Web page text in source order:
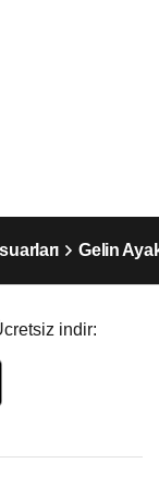
Gelin
indir: